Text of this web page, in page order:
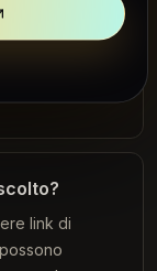
gratis,
crediti.
decidono se
link di